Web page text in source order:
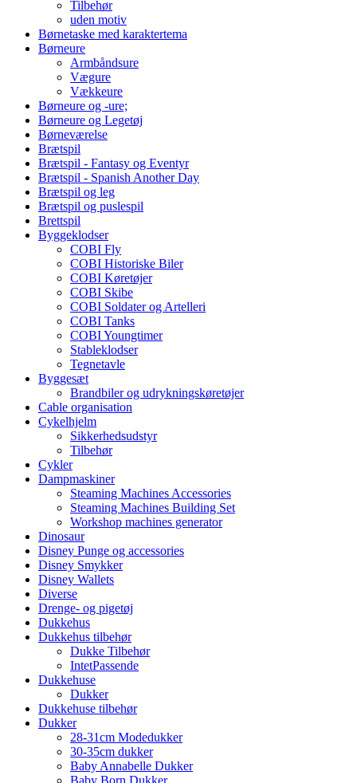
Tilbehør
uden motiv
Børnetaske med karaktertema
Børneure
Armbåndsure
Vægure
Vækkeure
Børneure og -ure;
Børneure og Legetøj
Børneværelse
Brætspil
Brætspil - Fantasy og Eventyr
Brætspil - Spanish Another Day
Brætspil og leg
Brætspil og puslespil
Brettspil
Byggeklodser
COBI Fly
COBI Historiske Biler
COBI Køretøjer
COBI Skibe
COBI Soldater og Artelleri
COBI Tanks
COBI Youngtimer
Stableklodser
Tegnetavle
Byggesæt
Brandbiler og udrykningskøretøjer
Cable organisation
Cykelhjelm
Sikkerhedsudstyr
Tilbehør
Cykler
Dampmaskiner
Steaming Machines Accessories
Steaming Machines Building Set
Workshop machines generator
Dinosaur
Disney Punge og accessories
Disney Smykker
Disney Wallets
Diverse
Drenge- og pigetøj
Dukkehus
Dukkehus tilbehør
Dukke Tilbehør
IntetPassende
Dukkehuse
Dukker
Dukkehuse tilbehør
Dukker
28-31cm Modedukker
30-35cm dukker
Baby Annabelle Dukker
Baby Born Dukker